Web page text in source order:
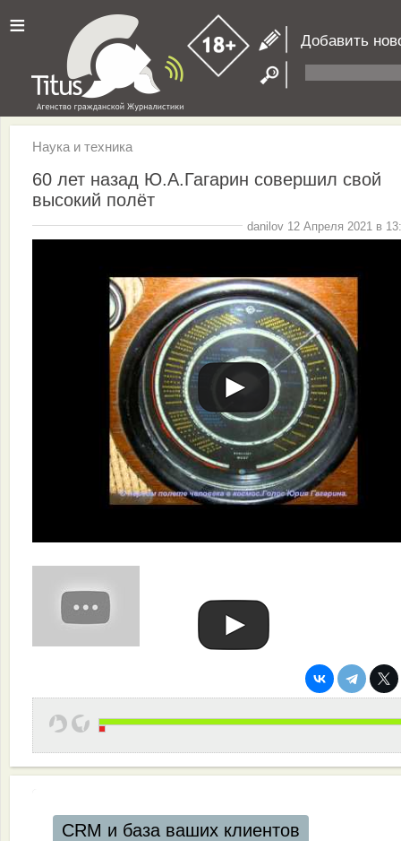
≡ Добавить
Наука и техника
60 лет назад Ю.А.Гагарин совершил свой
высокий полёт
danilov 12 Апреля 2021 в
CRM и база ваших клиентов